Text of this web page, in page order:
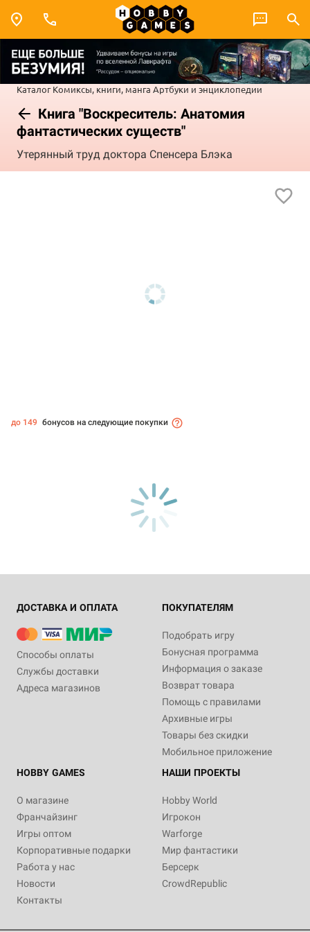
Каталог Комиксы, книги, манга Артбуки и энциклопедии
Книга "Воскреситель: Анатомия
фантастических существ"
Утерянный труд доктора Спенсера Блэка
до 149 бонусов на следующие покупки
ДОСТАВКА И ОПЛАТА
Способы оплаты
Службы доставки
Адреса магазинов
ПОКУПАТЕЛЯМ
Подобрать игру
Бонусная программа
Информация о заказе
Возврат товара
Помощь с правилами
Архивные игры
Товары без скидки
Мобильное приложение
HOBBY GAMES
О магазине
Франчайзинг
Игры оптом
Корпоративные подарки
Работа у нас
Новости
Контакты
НАШИ ПРОЕКТЫ
Hobby World
Игрокон
Warforge
Мир фантастики
Берсерк
CrowdRepublic